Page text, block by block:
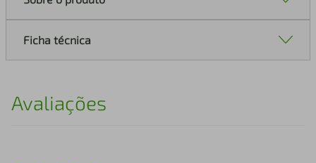
Ficha técnica
Avaliações